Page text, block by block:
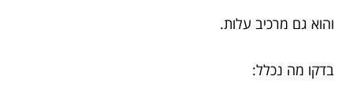
והוא גם מרכיב עלות.
בדקו מה נכלל: